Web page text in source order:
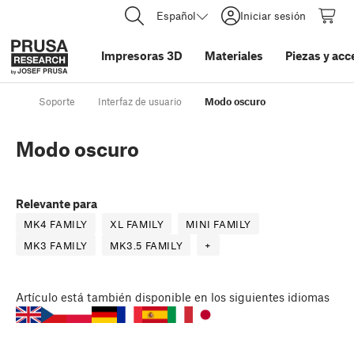
Español Iniciar sesión
Impresoras 3D Materiales Piezas y
Soporte Interfaz de usuario Modo oscuro
Modo oscuro
Relevante para
MK4 FAMILY XL FAMILY
MINI FAMILY
MK3 FAMILY
MK3.5 FAMILY +
Artículo está también disponible en los siguientes idiomas